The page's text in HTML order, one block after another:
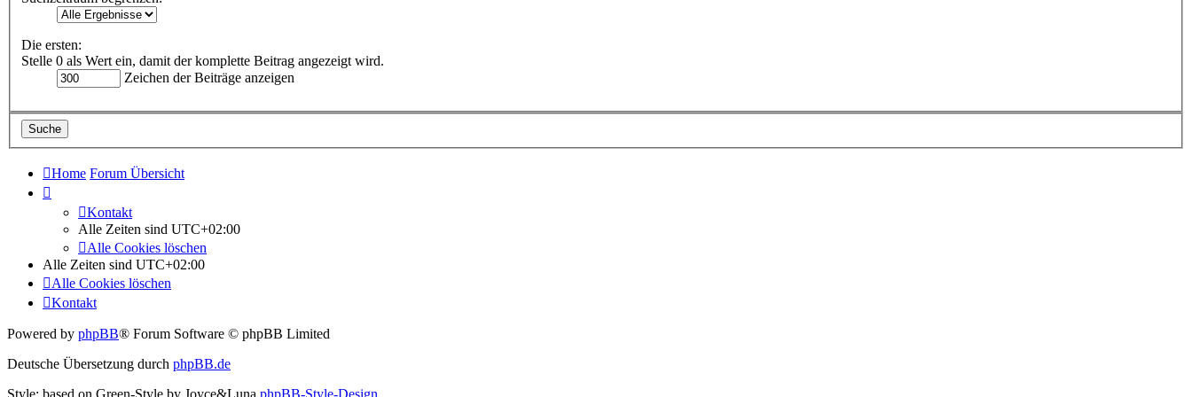
Die ersten:
Stelle 0 als Wert ein, damit der komplette Beitrag angezeigt wird.
Zeichen der Beiträge anzeigen
Home Forum Übersicht
Kontakt
Alle Zeiten sind UTC+02:00
Alle Cookies löschen
Alle Zeiten sind UTC+02:00
Alle Cookies löschen
Kontakt
Powered by phpBB® Forum Software © phpBB Limited
Deutsche Übersetzung durch phpBB.de
Style: based on Green-Style by Joyce&Luna phpBB-Style-Design